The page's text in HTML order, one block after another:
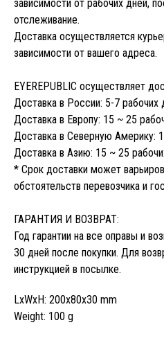
зависимости от рабочих дней,
отслеживание.
Доставка осуществляется
зависимости от вашего адреса.
EYEREPUBLIC осуществляет
Доставка в России: 5-7 рабочих
Доставка в Европу: 15 ~ 25
Доставка в Северную Америку:
Доставка в Азию: 15 ~ 25
* Срок доставки может
обстоятельств перевозчика и
ГАРАНТИЯ И ВОЗВРАТ:
Год гарантии на все оправы и
30 дней после покупки. Для
инструкцией в посылке.
LxWxH: 200x80x30 mm
Weight: 100 g